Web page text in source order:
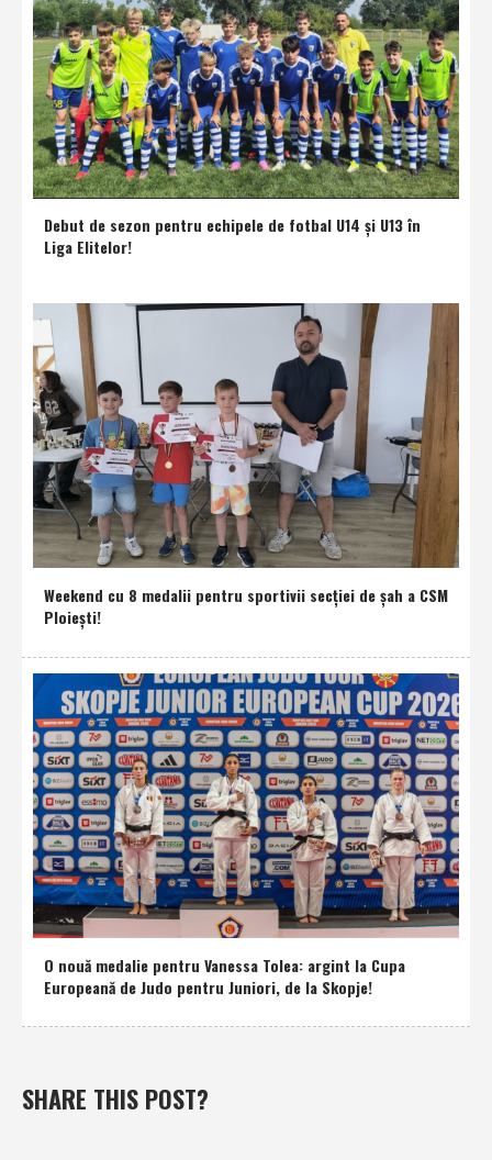
Debut de sezon pentru echipele de fotbal U14 şi U13 în
Liga Elitelor!
Weekend cu 8 medalii pentru sportivii secţiei de şah a CSM
Ploieşti!
O nouă medalie pentru Vanessa Tolea: argint la Cupa
Europeană de Judo pentru Juniori, de la Skopje!
SHARE THIS POST?